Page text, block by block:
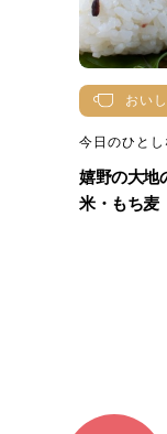
おい
今日のひとし
嬉野の大地
米・もち麦